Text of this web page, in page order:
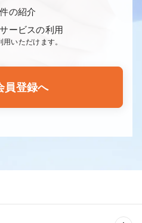
の紹介
ービスの利用
いただけます。
員登録へ